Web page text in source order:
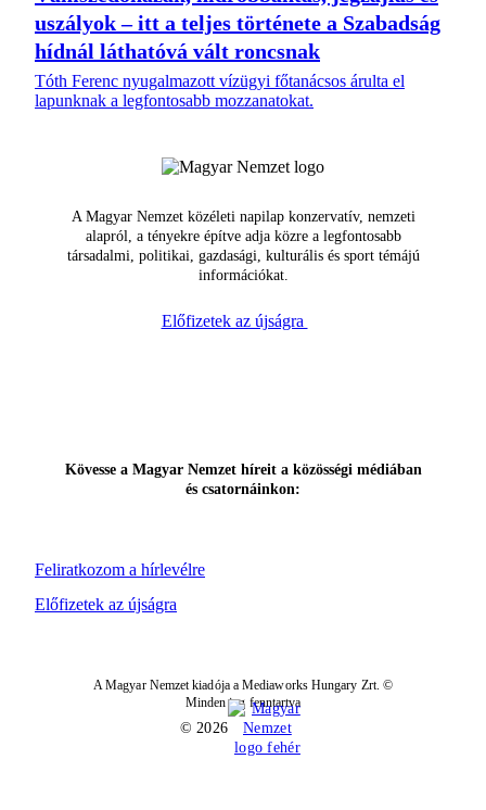
uszályok – itt a teljes története a Szabadság
hídnál láthatóvá vált roncsnak
Tóth Ferenc nyugalmazott vízügyi főtanácsos árulta el
lapunknak a legfontosabb mozzanatokat.
A Magyar Nemzet közéleti napilap konzervatív, nemzeti
alapról, a tényekre építve adja közre a legfontosabb
társadalmi, politikai, gazdasági, kulturális és sport témájú
információkat.
Előfizetek az újságra
Feliratkozom a hírlevélre
Kövesse a Magyar Nemzet híreit a közösségi médiában
és csatornáinkon:
Előfizetek az újságra
A Magyar Nemzet kiadója a Mediaworks Hungary Zrt. ©
Minden jog fenntartva
© 2026